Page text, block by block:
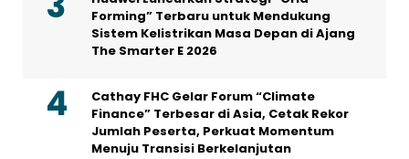
Forming” Terbaru untuk Mendukung
Sistem Kelistrikan Masa Depan di Ajang
The Smarter E 2026
Cathay FHC Gelar Forum “Climate
Finance” Terbesar di Asia, Cetak Rekor
Jumlah Peserta, Perkuat Momentum
Menuju Transisi Berkelanjutan